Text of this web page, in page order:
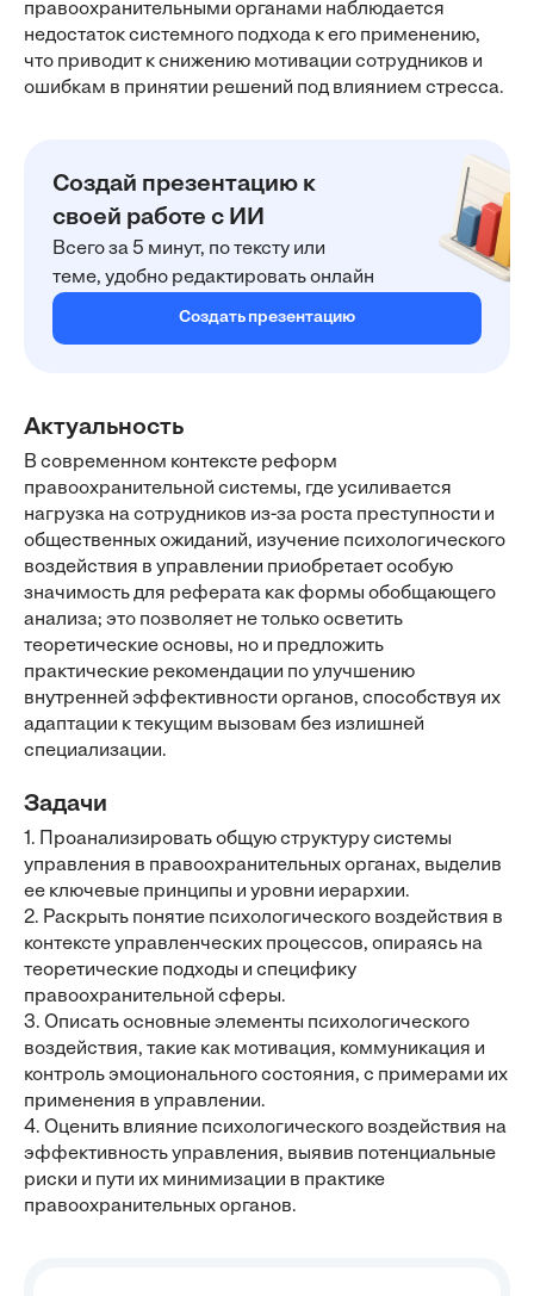
правоохранительными органами наблюдается
недостаток системного подхода к его применению,
что приводит к снижению мотивации сотрудников и
ошибкам в принятии решений под влиянием стресса.
Создай презентацию к
своей работе с ИИ
Всего за 5 минут, по тексту или
теме, удобно редактировать онлайн
Создать презентацию
Актуальность
В современном контексте реформ
правоохранительной системы, где усиливается
нагрузка на сотрудников из-за роста преступности и
общественных ожиданий, изучение психологического
воздействия в управлении приобретает особую
значимость для реферата как формы обобщающего
анализа; это позволяет не только осветить
теоретические основы, но и предложить
практические рекомендации по улучшению
внутренней эффективности органов, способствуя их
адаптации к текущим вызовам без излишней
специализации.
Задачи
1. Проанализировать общую структуру системы
управления в правоохранительных органах, выделив
ее ключевые принципы и уровни иерархии.
2. Раскрыть понятие психологического воздействия в
контексте управленческих процессов, опираясь на
теоретические подходы и специфику
правоохранительной сферы.
3. Описать основные элементы психологического
воздействия, такие как мотивация, коммуникация и
контроль эмоционального состояния, с примерами их
применения в управлении.
4. Оценить влияние психологического воздействия на
эффективность управления, выявив потенциальные
риски и пути их минимизации в практике
правоохранительных органов.